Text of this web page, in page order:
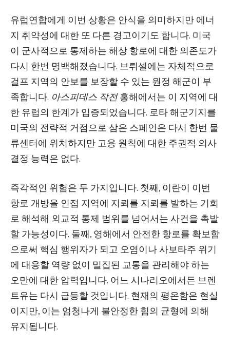
유럽연합에게 이번 상황은 안식을 의미하지만 에너
지 취약성에 대한 또 다른 경고이기도 합니다. 미국
이 군사적으로 통제하는 해상 항로에 대한 의존도가
다시 한번 명백해졌습니다. 브뤼셀에는 자체적으로
걸프 지역의 안보를 보장할 수 있는 원정 해군이 부
족합니다. 아스피데스 작전홍해에서는 이 지역에 대
한 유럽의 한계가 입증되었습니다. 로타 해군기지를
미국의 전략적 거점으로 삼은 스페인은 다시 한번 물
류센터에 위치하지만 고용 원칙에 대한 주권적 의사
결정 능력은 없다.
즉각적인 위험은 두 가지입니다. 첫째, 이란이 이번
항로 개방을 인접 지역에 지뢰를 지뢰를 발하는 기회
로 해석해 외교적 통제 범위를 넘어서는 사건을 촉발
할 가능성이다. 둘째, 영해에서 안전한 항로를 확보함
으로써 핵심 행위자가 되고 오염이나 사보타주 위기
에 대응할 역량 없이 밀집된 교통을 관리해야 하는
오만에 대한 압력입니다. 어느 시나리오에서든 브렌
트유는 다시 급등할 것입니다. 현재의 평온함은 현실
이지만, 이는 엄청나게 불안정한 힘의 균형에 의해
유지됩니다.